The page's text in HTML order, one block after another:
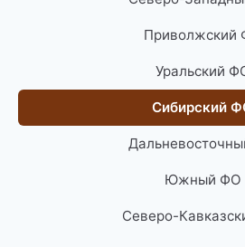
Приволжский
Уральский
Сибирский
Южный ФО
Северо-